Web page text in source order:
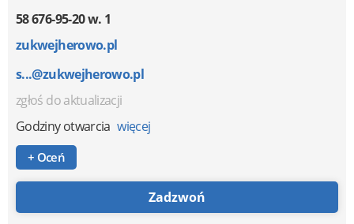
58 676-95-20 w. 1
zukwejherowo.pl
s...@zukwejherowo.pl
zgłoś do aktualizacji
Godziny otwarcia więcej
+ Oceń
Zadzwoń